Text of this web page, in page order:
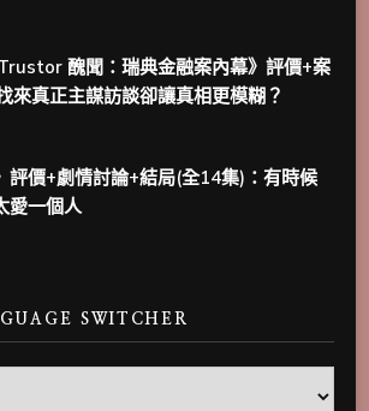
醜聞：瑞典金融案內幕》評價+案
來真正主謀訪談卻讓真相更模糊？
評價+劇情討論+結局(全14集)：有時候
愛一個人
SWITCHER